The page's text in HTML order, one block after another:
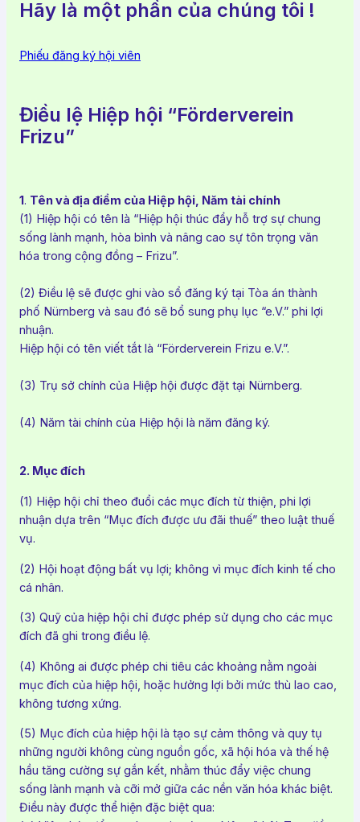
Hãy là một phần của chúng tôi !
Phiếu đăng ký hội viên
Điều lệ Hiệp hội “Förderverein
Frizu”
1. Tên và địa điểm của Hiệp hội, Năm tài chính
(1) Hiệp hội có tên là “Hiệp hội thúc đẩy hỗ trợ sự chung
sống lành mạnh, hòa bình và nâng cao sự tôn trọng văn
hóa trong cộng đồng – Frizu”.
(2) Điều lệ sẽ được ghi vào sổ đăng ký tại Tòa án thành
phố Nürnberg và sau đó sẽ bổ sung phụ lục “e.V.” phi lợi
nhuận.
Hiệp hội có tên viết tắt là “Förderverein Frizu e.V.”.
(3) Trụ sở chính của Hiệp hội được đặt tại Nürnberg.
(4) Năm tài chính của Hiệp hội là năm đăng ký.
2. Mục đích
(1) Hiệp hội chỉ theo đuổi các mục đích từ thiện, phi lợi
nhuận dựa trên “Mục đích được ưu đãi thuế” theo luật thuế
vụ.
(2) Hội hoạt động bất vụ lợi; không vì mục đích kinh tế cho
cá nhân.
(3) Quỹ của hiệp hội chỉ được phép sử dụng cho các mục
đích đã ghi trong điều lệ.
(4) Không ai được phép chi tiêu các khoảng nằm ngoài
mục đích của hiệp hội, hoặc hưởng lợi bởi mức thù lao cao,
không tương xứng.
(5) Mục đích của hiệp hội là tạo sự cảm thông và quy tụ
những người không cùng nguồn gốc, xã hội hóa và thế hệ
hầu tăng cường sự gắn kết, nhằm thúc đẩy việc chung
sống lành mạnh và cỡi mở giữa các nền văn hóa khác biệt.
Điều này được thể hiện đặc biệt qua: